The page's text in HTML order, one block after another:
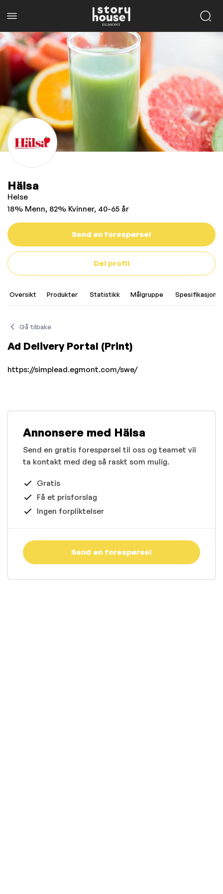
Hälsa
Helse
18% Menn, 82% Kvinner, 40-65 år
Send en forespørsel
Del profil
Oversikt Produkter Statistikk Målgruppe Spesifikasjoner
Gå tilbake
Ad Delivery Portal (Print)
https://simplead.egmont.com/swe/
Annonsere med Hälsa
Send en gratis forespørsel til oss og teamet vil
ta kontakt med deg så raskt som mulig.
Gratis
Få et prisforslag
Ingen forpliktelser
Send en forespørsel